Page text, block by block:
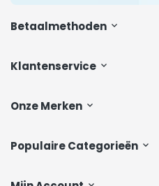
Klantenservice
Onze Merken
Populaire Categorieën
Betaalmethoden